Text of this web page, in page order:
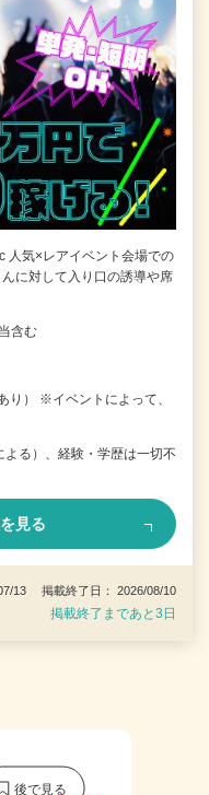
人気×レアイベント会場での
に対して入り口の誘導や席
含む
り） ※イベントによって、
る）、経験・学歴は一切不
見る
13 掲載終了日： 2026/08/10
掲載終了まであと3日